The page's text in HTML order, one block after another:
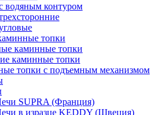
водяным контуром
топки
каминные топки
каминные топки
топки с подъемным механизмом
SUPRA (Франция)
в изразце KEDDY (Швеция)